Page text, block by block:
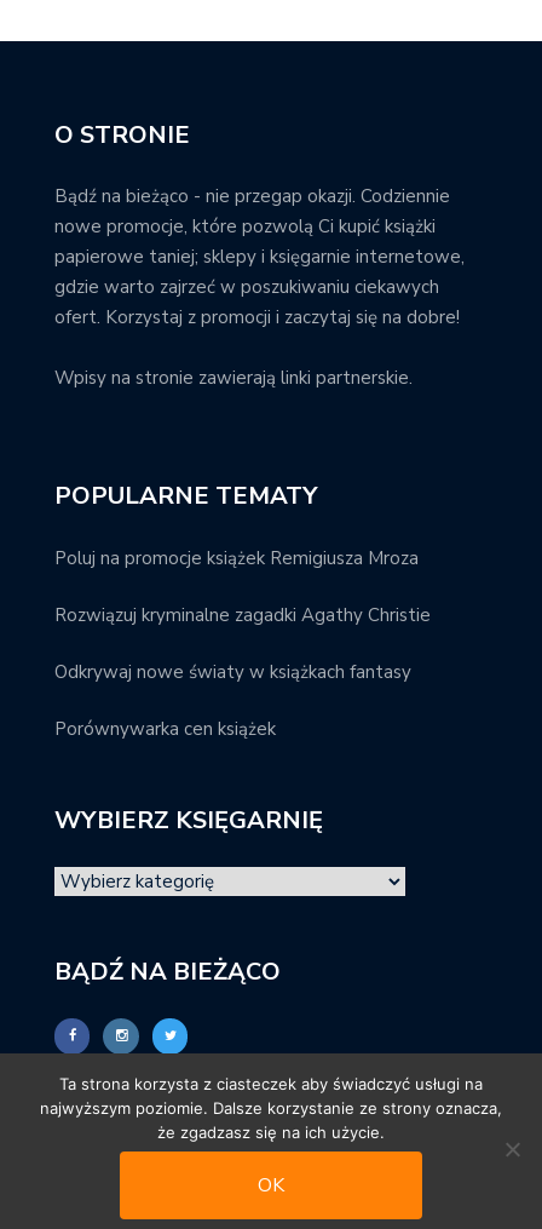
O STRONIE
Bądź na bieżąco - nie przegap okazji. Codziennie
nowe promocje, które pozwolą Ci kupić książki
papierowe taniej; sklepy i księgarnie internetowe,
gdzie warto zajrzeć w poszukiwaniu ciekawych
ofert. Korzystaj z promocji i zaczytaj się na dobre!
Wpisy na stronie zawierają linki partnerskie.
POPULARNE TEMATY
Poluj na promocje książek Remigiusza Mroza
Rozwiązuj kryminalne zagadki Agathy Christie
Odkrywaj nowe światy w książkach fantasy
Porównywarka cen książek
WYBIERZ KSIĘGARNIĘ
BĄDŹ NA BIEŻĄCO
© promocjeksiazkowe.pl
Ta strona korzysta z ciasteczek aby świadczyć usługi na
najwyższym poziomie. Dalsze korzystanie ze strony oznacza,
że zgadzasz się na ich użycie.
OK